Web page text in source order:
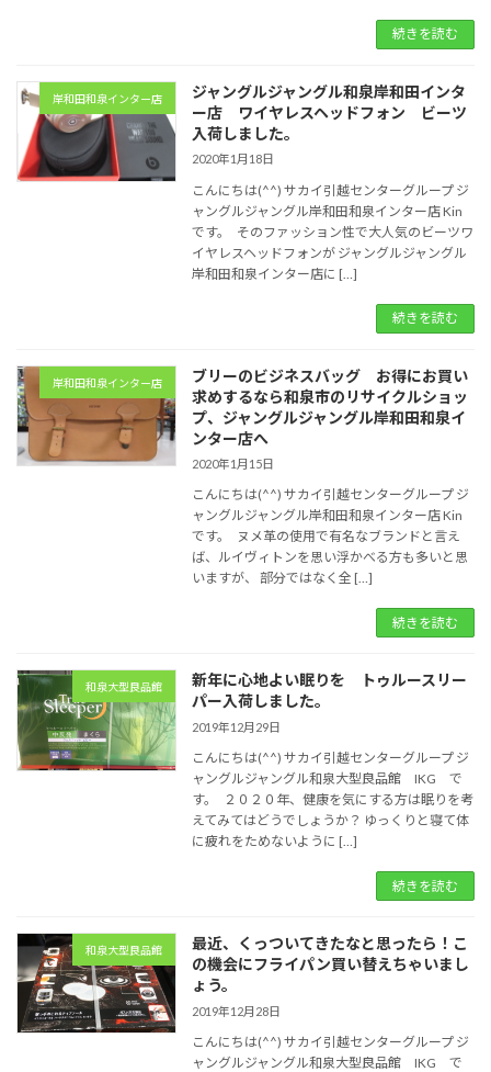
続きを読む
岸和田和泉インター店
ジャングルジャングル和泉岸和田インタ
ー店 ワイヤレスヘッドフォン ビーツ
入荷しました。
2020年1月18日
こんにちは(^^) サカイ引越センターグループ ジ
ャングルジャングル岸和田和泉インター店 Kin
です。 そのファッション性で大人気のビーツワ
イヤレスヘッドフォンが ジャングルジャングル
岸和田和泉インター店に […]
続きを読む
岸和田和泉インター店
ブリーのビジネスバッグ お得にお買い
求めするなら和泉市のリサイクルショッ
プ、ジャングルジャングル岸和田和泉イ
ンター店へ
2020年1月15日
こんにちは(^^) サカイ引越センターグループ ジ
ャングルジャングル岸和田和泉インター店 Kin
です。 ヌメ革の使用で有名なブランドと言え
ば、ルイヴィトンを思い浮かべる方も多いと思
いますが、 部分ではなく全 […]
続きを読む
和泉大型良品館
新年に心地よい眠りを トゥルースリー
パー入荷しました。
2019年12月29日
こんにちは(^^) サカイ引越センターグループ ジ
ャングルジャングル和泉大型良品館 IKG で
す。 ２０２０年、健康を気にする方は眠りを考
えてみてはどうでしょうか？ ゆっくりと寝て体
に疲れをためないように […]
続きを読む
和泉大型良品館
最近、くっついてきたなと思ったら！こ
の機会にフライパン買い替えちゃいまし
ょう。
2019年12月28日
こんにちは(^^) サカイ引越センターグループ ジ
ャングルジャングル和泉大型良品館 IKG で